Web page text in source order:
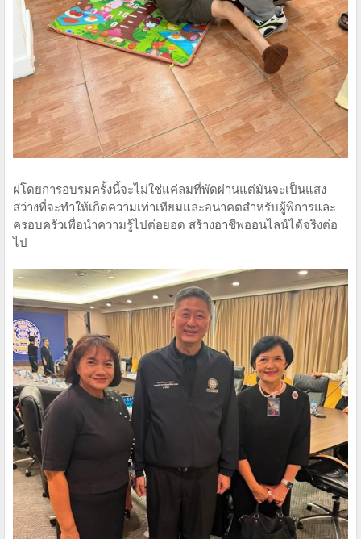
ฝโดยการอบรมครั้งนี้จะไม่ใช่แค่ลมที่พัดผ่านแต่มันจะเป็นแสง
สว่างที่จะทำให้เกิดความเท่าเทียมและอนาคตสำหรับผู้พิการและ
ครอบครัวเพื่อนำความรู้ไปต่อยอด สร้างอาชีพออนไลน์ได้จริงต่อ
ไป